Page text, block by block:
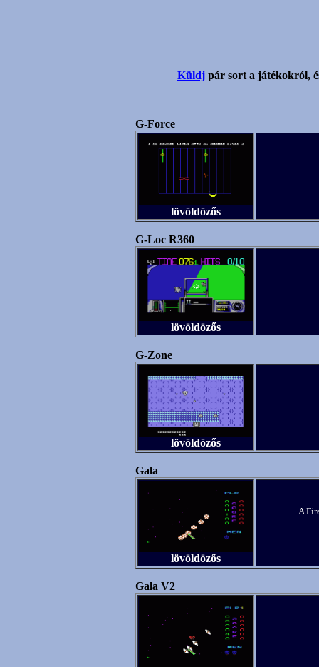
Küldj pár sort a játékokról,
G-Force
lövöldözős
G-Loc R360
lövöldözős
G-Zone
lövöldözős
Gala
lövöldözős
A
Gala V2